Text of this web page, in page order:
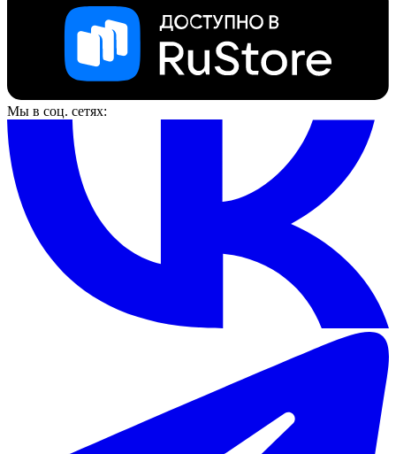
Мы в соц. сетях: